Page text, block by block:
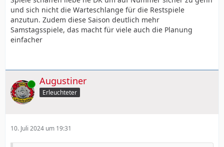
und sich nicht die Warteschlange für die Restspiele
anzutun. Zudem diese Saison deutlich mehr
Samstagsspiele, das macht für viele auch die Planung
einfacher
Online Augustiner
Erleuchteter
10. Juli 2024 um 19:31